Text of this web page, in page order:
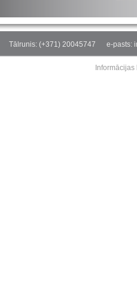
Tālrunis: (+371) 20045747 e-pasts: